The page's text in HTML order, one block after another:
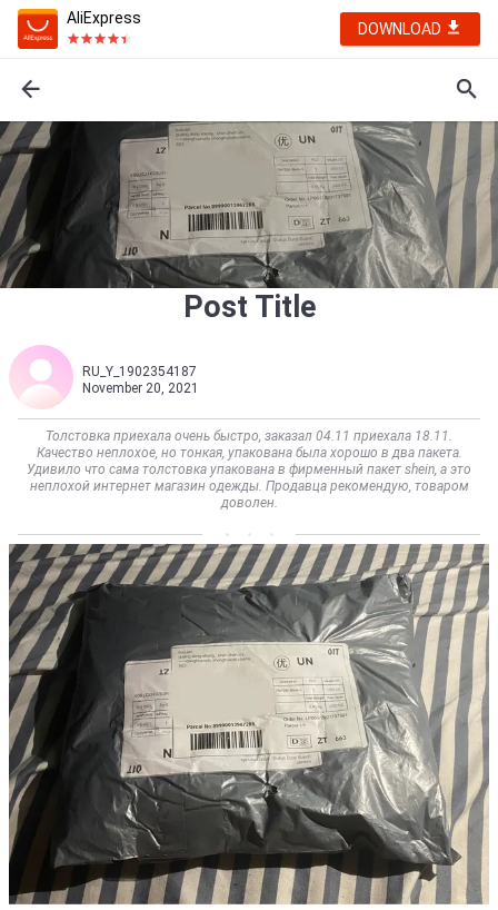
AliExpress
DOWNLOAD
Post Title
RU_Y_1902354187
November 20, 2021
Толстовка приехала очень быстро, заказал 04.11 приехала 18.11.
Качество неплохое, но тонкая, упакована была хорошо в два пакета.
Удивило что сама толстовка упакована в фирменный пакет shein, а это
неплохой интернет магазин одежды. Продавца рекомендую, товаром
доволен.